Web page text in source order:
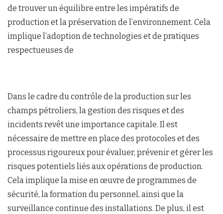
de trouver un équilibre entre les impératifs de
production et la préservation de l’environnement. Cela
implique l’adoption de technologies et de pratiques
respectueuses de
Dans le cadre du contrôle de la production sur les
champs pétroliers, la gestion des risques et des
incidents revêt une importance capitale. Il est
nécessaire de mettre en place des protocoles et des
processus rigoureux pour évaluer, prévenir et gérer les
risques potentiels liés aux opérations de production.
Cela implique la mise en œuvre de programmes de
sécurité, la formation du personnel, ainsi que la
surveillance continue des installations. De plus, il est